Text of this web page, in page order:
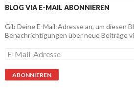
BLOG VIA E-MAIL ABONNIEREN
Gib Deine E-Mail-Adresse an, um diesen
Benachrichtigungen über neue Beiträge
E
-
M
a